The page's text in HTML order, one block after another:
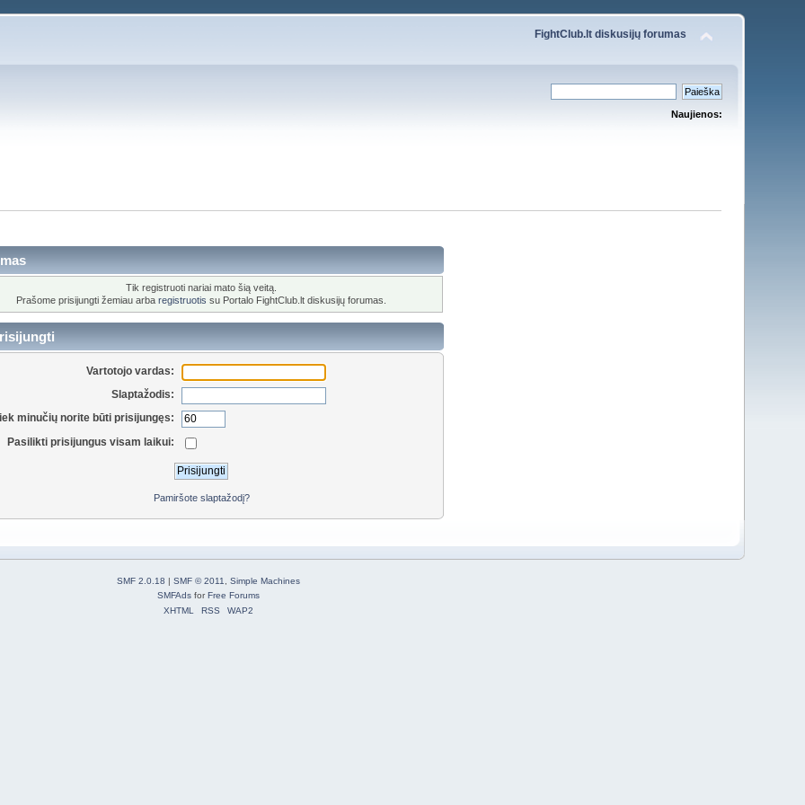
FightClub.lt diskusijų forumas
Naujienos:
Tik registruoti nariai mato šią veitą.
Prašome prisijungti žemiau arba registruotis su Portalo FightClub.lt diskusijų forumas.
Vartotojo vardas:
Slaptažodis:
minučių norite būti prisijungęs:
Pasilikti prisijungus visam laikui:
Pamiršote slaptažodį?
SMF 2.0.18 | SMF © 2011
Simple Machines
SMFAdsforFree Forums
XHTML
RSS WAP2